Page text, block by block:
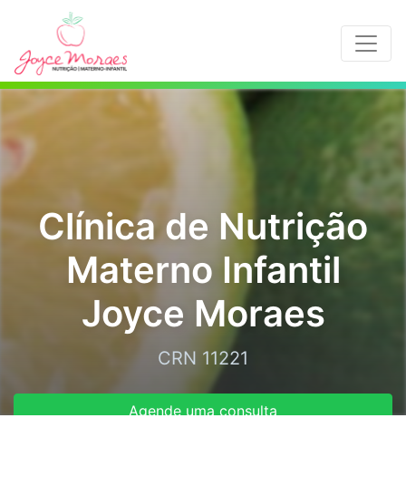
Clínica de Nutrição
Materno Infantil
Joyce Moraes
CRN 11221
Agende uma consulta